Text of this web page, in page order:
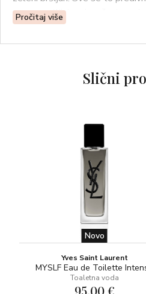
prepoznatljivim pjenušavim
neukroćeno i divlje čudesno.
Pročitaj više
Slični
Novo
Yves Saint Laurent
MYSLF Eau de Toilette
Toaletna voda
95,00 €